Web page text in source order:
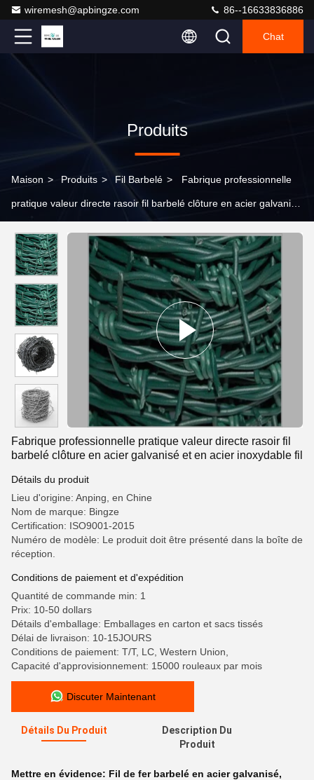
wiremesh@apbingze.com 86--16633836886
Chat
Produits
Maison > Produits > Fil Barbelé > Fabrique professionnelle
pratique valeur directe rasoir fil barbelé clôture en acier galvanisé
Fabrique professionnelle pratique valeur directe rasoir fil
barbelé clôture en acier galvanisé et en acier inoxydable fil
Détails du produit
Lieu d'origine: Anping, en Chine
Nom de marque: Bingze
Certification: ISO9001-2015
Numéro de modèle: Le produit doit être présenté dans la boîte de
réception.
Conditions de paiement et d'expédition
Quantité de commande min: 1
Prix: 10-50 dollars
Détails d'emballage: Emballages en carton et sacs tissés
Délai de livraison: 10-15JOURS
Conditions de paiement: T/T, LC, Western Union,
Capacité d'approvisionnement: 15000 rouleaux par mois
Discuter Maintenant
Détails Du Produit
Description Du
Produit
Mettre en évidence: Fil de fer barbelé en acier galvanisé,